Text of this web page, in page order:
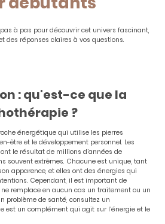
à pas pour découvrir cet univers fascinant,
des réponses claires à vos questions.
: qu'est-ce que la
?
énergétique qui utilise les pierres
être et le développement personnel. Les
le résultat de millions d’années de
souvent extrêmes. Chacune est unique, tant
apparence, et elles ont des énergies qui
Cependant, il est important de
remplace en aucun cas un traitement ou un
problème de santé, consultez un
est un complément qui agit sur l’énergie et le